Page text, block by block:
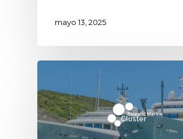
mayo 13, 2025